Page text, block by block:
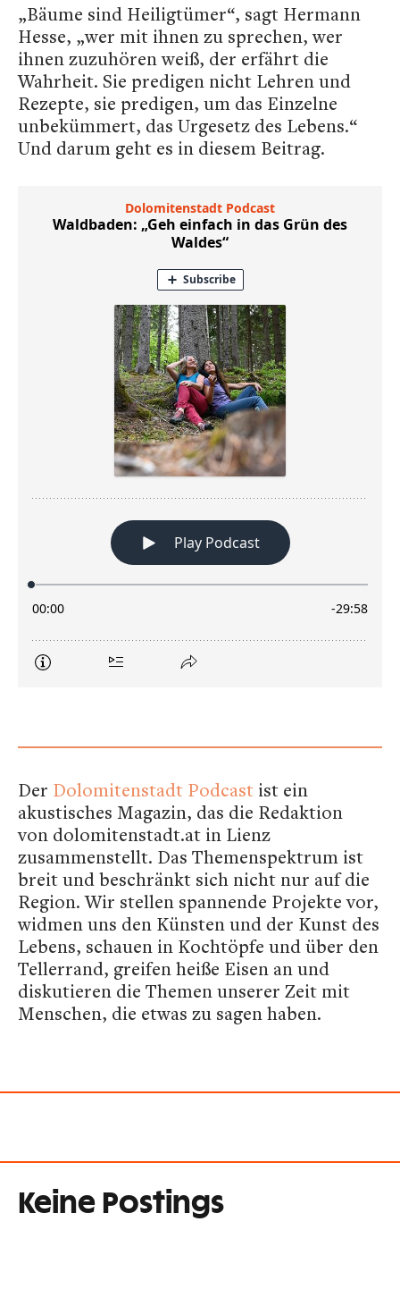
„Bäume sind Heiligtümer“, sagt Hermann
Hesse, „wer mit ihnen zu sprechen, wer
ihnen zuzuhören weiß, der erfährt die
Wahrheit. Sie predigen nicht Lehren und
Rezepte, sie predigen, um das Einzelne
unbekümmert, das Urgesetz des Lebens.“
Und darum geht es in diesem Beitrag.
Der Dolomitenstadt Podcast ist ein
akustisches Magazin, das die Redaktion
von dolomitenstadt.at in Lienz
zusammenstellt. Das Themenspektrum ist
breit und beschränkt sich nicht nur auf die
Region. Wir stellen spannende Projekte vor,
widmen uns den Künsten und der Kunst des
Lebens, schauen in Kochtöpfe und über den
Tellerrand, greifen heiße Eisen an und
diskutieren die Themen unserer Zeit mit
Menschen, die etwas zu sagen haben.
Keine Postings